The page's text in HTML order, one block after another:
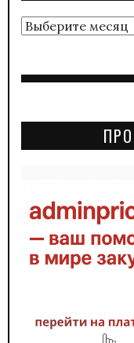
Архивы